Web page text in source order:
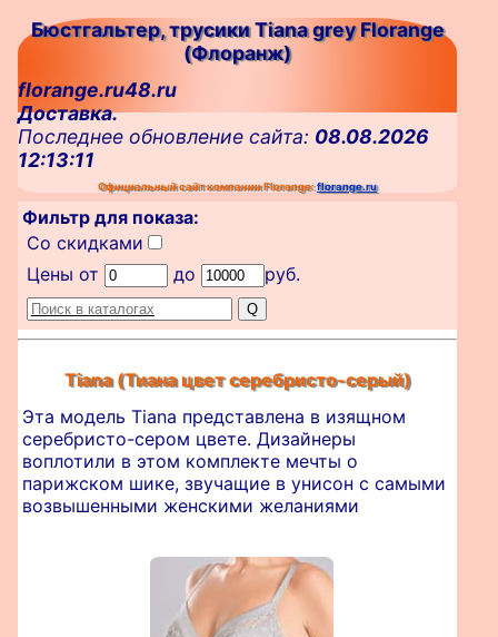
Бюстгальтер, трусики Tiana grey Florange
(Флоранж)
florange.ru48.ru
Доставка.
Последнее обновление сайта: 08.08.2026
12:13:11
Официальный сайт компании Florange:florange.ru
Фильтр для показа:
Со скидками
Цены от
до руб.
Tiana (Тиана цвет серебристо-серый)
Эта модель Tiana представлена в изящном
серебристо-сером цвете. Дизайнеры
воплотили в этом комплекте мечты о
парижском шике, звучащие в унисон с самыми
возвышенными женскими желаниями